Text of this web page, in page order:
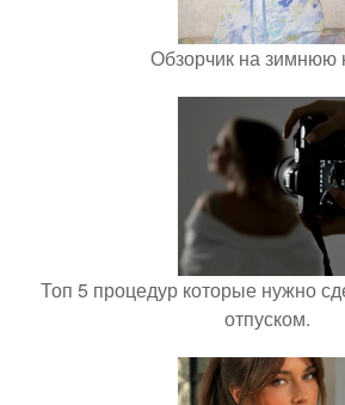
Обзорчик на зимнюю
Топ 5 процедур которые нужно
отпуском.